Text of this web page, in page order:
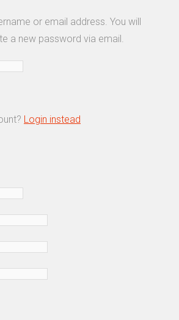
or email address. You will
a new password via email.
Login instead